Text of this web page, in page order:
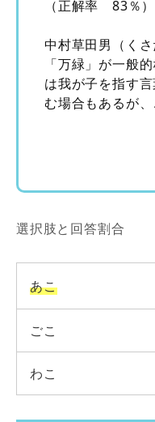
（正解率 83％）
中村草田男（く
「万緑」が一般
は我が子を指す
む場合もあるが、
選択肢と回答割合
あこ
ごこ
わこ